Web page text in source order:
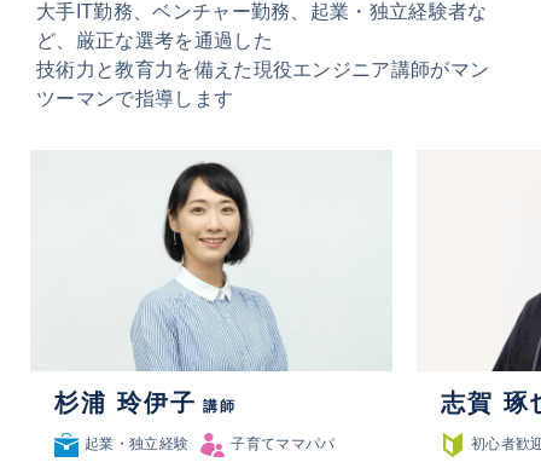
大手IT勤務、ベンチャー勤務、起業・独立経験者な
ど、厳正な選考を通過した
技術力と教育力を備えた現役エンジニア講師がマン
ツーマンで指導します
杉浦 玲伊子 講師
起業・独立経験 子育てママパパ
志賀 琢
初心者歓